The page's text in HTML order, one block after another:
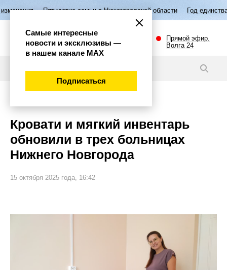
семьи в Нижегородской области Год единства народов России
Прямой эфир.
Волга 24
Кровати и мягкий инвентарь
обновили в трех больницах
Нижнего Новгорода
15 октября 2025 года, 16:42
Самые интересные
новости и эксклюзивы —
в нашем канале МАХ
Подписаться